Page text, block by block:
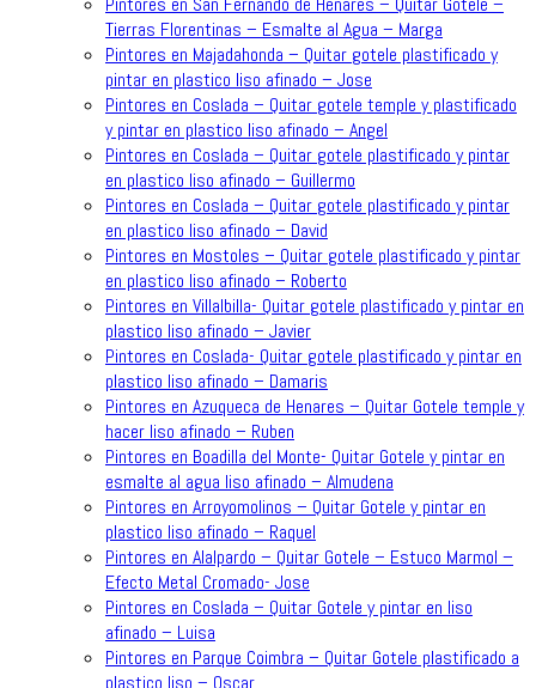
Tierras Florentinas – Esmalte al Agua – Marga
Pintores en Majadahonda – Quitar gotele plastificado y
pintar en plastico liso afinado – Jose
Pintores en Coslada – Quitar gotele temple y plastificado
y pintar en plastico liso afinado – Angel
Pintores en Coslada – Quitar gotele plastificado y pintar
en plastico liso afinado – Guillermo
Pintores en Coslada – Quitar gotele plastificado y pintar
en plastico liso afinado – David
Pintores en Mostoles – Quitar gotele plastificado y pintar
en plastico liso afinado – Roberto
Pintores en Villalbilla- Quitar gotele plastificado y pintar en
plastico liso afinado – Javier
Pintores en Coslada- Quitar gotele plastificado y pintar en
plastico liso afinado – Damaris
Pintores en Azuqueca de Henares – Quitar Gotele temple y
hacer liso afinado – Ruben
Pintores en Boadilla del Monte- Quitar Gotele y pintar en
esmalte al agua liso afinado – Almudena
Pintores en Arroyomolinos – Quitar Gotele y pintar en
plastico liso afinado – Raquel
Pintores en Alalpardo – Quitar Gotele – Estuco Marmol –
Efecto Metal Cromado- Jose
Pintores en Coslada – Quitar Gotele y pintar en liso
afinado – Luisa
Pintores en Parque Coimbra – Quitar Gotele plastificado a
plastico liso – Oscar